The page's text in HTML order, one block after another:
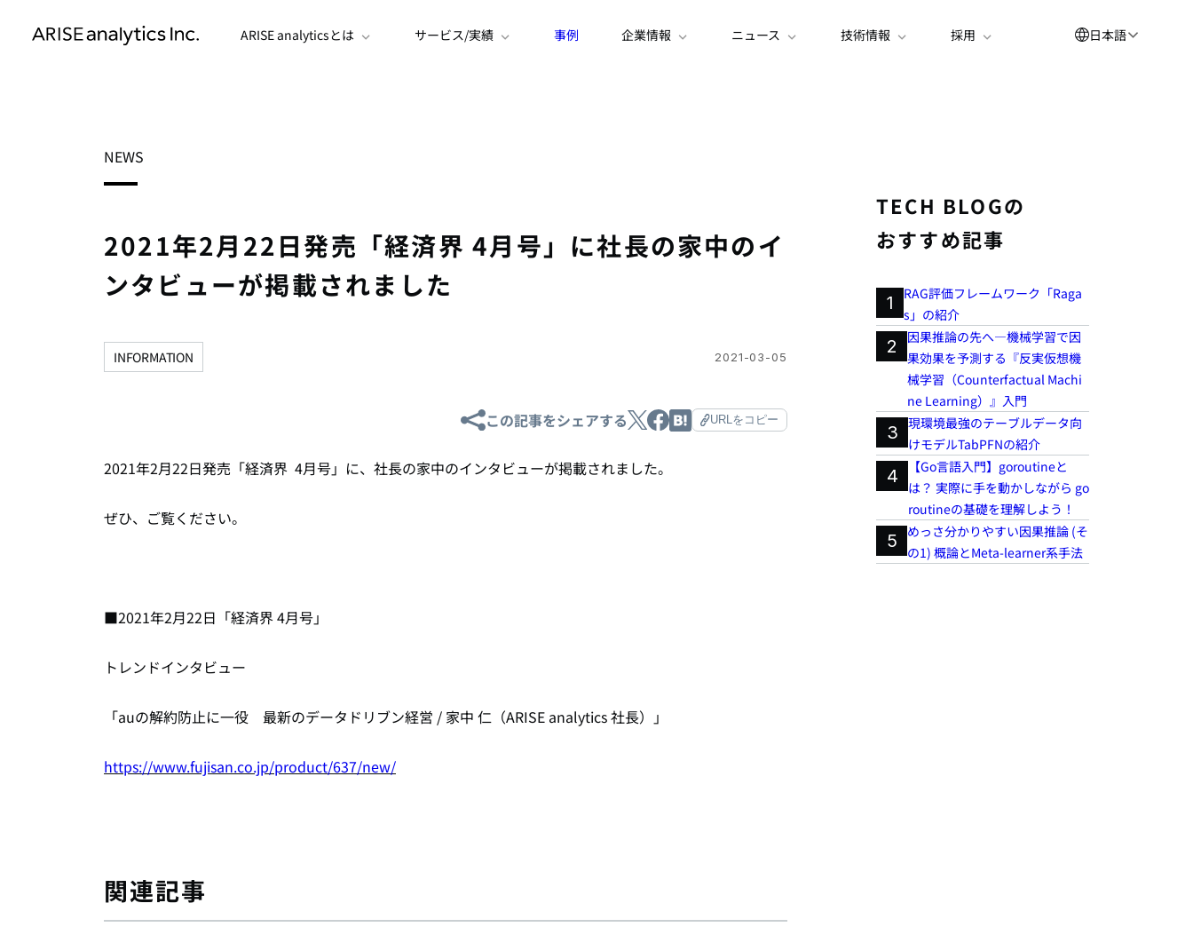
ARISE analyticsとは サービス/実績 事例 企業情報 ニュース 技術情報 採用 日本語
Português
NEWS
2021年2月22日発売「経済界 4月号」に社長の家中のイ
ンタビューが掲載されました
INFORMATION 2021-03-05
この記事をシェアする URLをコピー
2021年2月22日発売「経済界 4月号」に、社長の家中のインタビューが掲載されました。
ぜひ、ご覧ください。
■2021年2月22日「経済界 4月号」
トレンドインタビュー
「auの解約防止に一役 最新のデータドリブン経営 / 家中 仁（ARISE analytics 社長） 」
https://www.fujisan.co.jp/product/637/new/
関連記事
TECH BLOGの
おすすめ記事
1
RAG評価フレームワーク「Raga
s」の紹介
2
因果推論の先へ―機械学習で因
果効果を予測する『反実仮想機
械学習（Counterfactual Machi
ne Learning）』入門
3 現環境最強のテーブルデータ向
けモデルTabPFNの紹介
4
【Go言語入門】goroutineと
は？ 実際に手を動かしながら go
routineの基礎を理解しよう！
5
めっさ分かりやすい因果推論 (そ
の1) 概論とMeta-learner系手法